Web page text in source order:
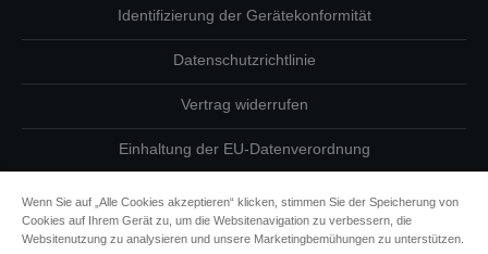
Identifizierung der Gerätekonformität
Datenschutzrichtlinie
Vertrag widerrufen
Einhaltung der EU-Datenverordnung
Informationen zu Cookies
Wenn Sie auf „Alle Cookies akzeptieren“ klicken, stimmen Sie der Speicherung von
Cookies auf Ihrem Gerät zu, um die Websitenavigation zu verbessern, die
Websitenutzung zu analysieren und unsere Marketingbemühungen zu unterstützen.